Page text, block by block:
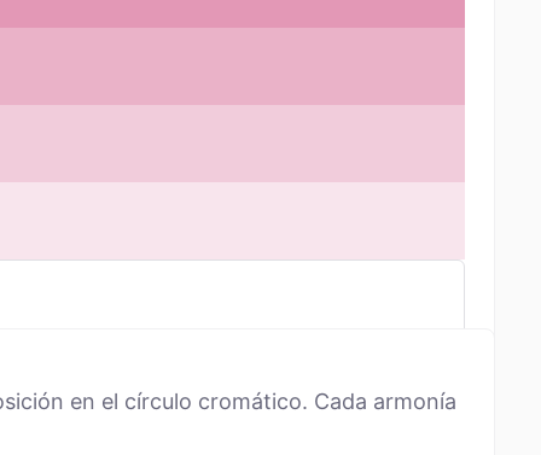
en el círculo cromático. Cada armonía